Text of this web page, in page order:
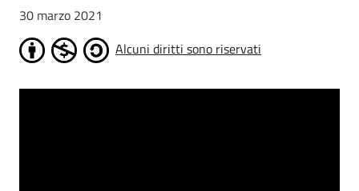
30 marzo 2021
Alcuni diritti sono riservati